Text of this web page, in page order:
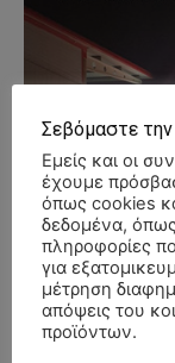
Σεβόμαστε
Εμείς και οι
έχουμε
όπως cookies
δεδομένα, όπως
πληροφορίες
για
μέτρηση
απόψεις του
προϊόντων.